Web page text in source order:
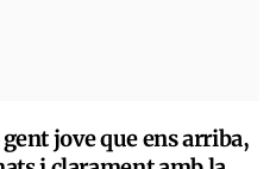
jove que ens arriba,